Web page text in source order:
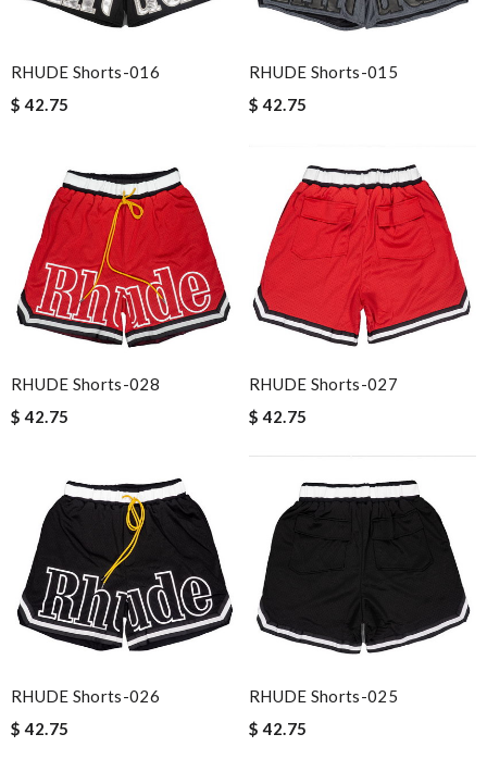
RHUDE Shorts-016
$ 42.75
RHUDE Shorts-015
$ 42.75
RHUDE Shorts-028
$ 42.75
RHUDE Shorts-027
$ 42.75
RHUDE Shorts-026
$ 42.75
RHUDE Shorts-025
$ 42.75